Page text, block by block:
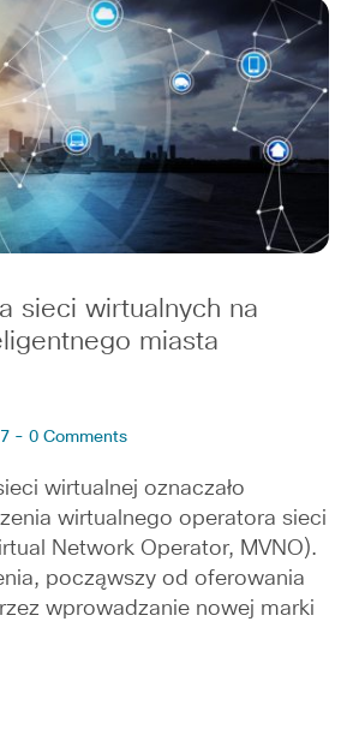
sieci wirtualnych na
miasta
- 0 Comments
wirtualnej oznaczało
wirtualnego operatora sieci
Network Operator, MVNO).
począwszy od oferowania
wprowadzanie nowej marki